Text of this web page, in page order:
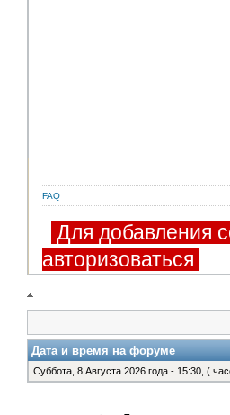
FAQ
Для добавления
авторизоваться
Дата и время на форуме
Суббота, 8 Августа 2026 года - 15:30, (